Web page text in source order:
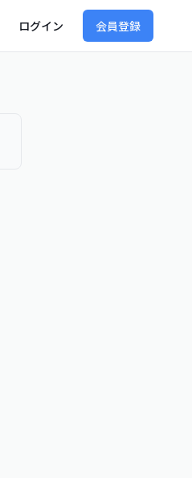
ログイン 会員登録